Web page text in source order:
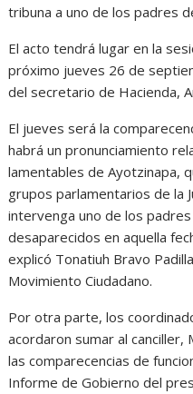
tribuna a uno de los padres
El acto tendrá lugar en la
próximo jueves 26 de
del secretario de Hacienda,
El jueves será la
habrá un pronunciamiento
lamentables de Ayotzinapa,
grupos parlamentarios de la
intervenga uno de los
desaparecidos en aquella
explicó Tonatiuh Bravo
Movimiento Ciudadano.
Por otra parte, los
acordaron sumar al canciller,
las comparecencias de
Informe de Gobierno del